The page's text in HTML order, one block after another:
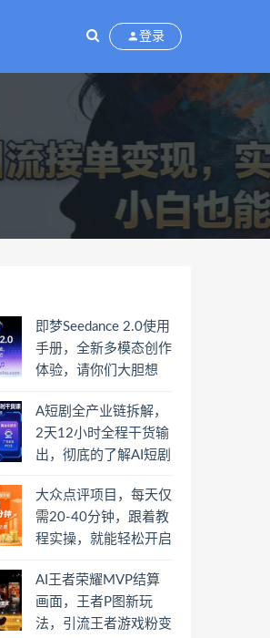
登录
即梦Seedance 2.0使用
手册，全新多模态创作
体验，请你们大胆想
A短剧全产业链拆解，
2天12小时全程干货输
出，彻底的了解AI短剧
大众点评项目，每天仅
需20-40分钟，跟着教
程实操，就能轻松开启
AI王者荣耀MVP结算
画面，王者P图新玩
法，引流王者游戏粉变